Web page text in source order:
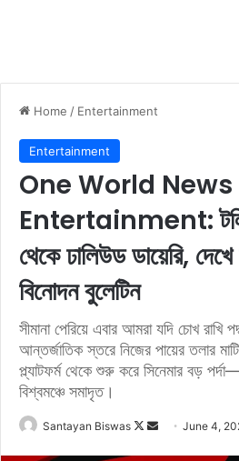
Home / Entertainment
Entertainment
One World News
Entertainment:
থেকে ঢালিউড ডায়েরি,
বিনোদন বুলেটিন
সীমানা পেরিয়ে এবার আমরা যদি চোখ
আন্তর্জাতিক স্তরে নিজের পায়ের তলার
প্ল্যাটফর্ম থেকে শুরু করে সিনেমার বড়
বিশ্বমঞ্চে সমাদৃত।
Santayan Biswas
F
June 4,